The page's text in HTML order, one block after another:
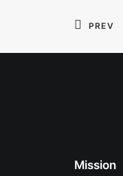
PREV
Mission